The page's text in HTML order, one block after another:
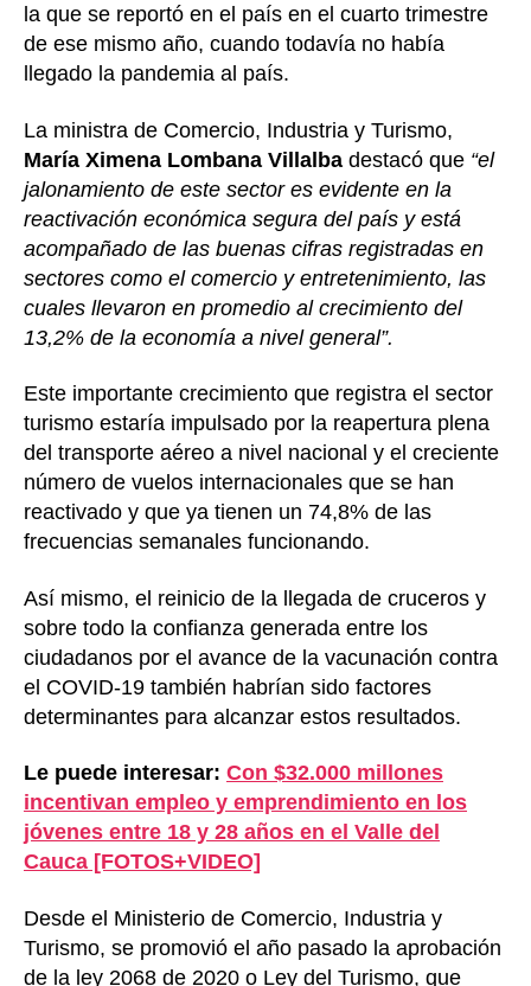
la que se reportó en el país en el cuarto trimestre
de ese mismo año, cuando todavía no había
llegado la pandemia al país.
La ministra de Comercio, Industria y Turismo,
María Ximena Lombana Villalba destacó que “el
jalonamiento de este sector es evidente en la
reactivación económica segura del país y está
acompañado de las buenas cifras registradas en
sectores como el comercio y entretenimiento, las
cuales llevaron en promedio al crecimiento del
13,2% de la economía a nivel general”.
Este importante crecimiento que registra el sector
turismo estaría impulsado por la reapertura plena
del transporte aéreo a nivel nacional y el creciente
número de vuelos internacionales que se han
reactivado y que ya tienen un 74,8% de las
frecuencias semanales funcionando.
Así mismo, el reinicio de la llegada de cruceros y
sobre todo la confianza generada entre los
ciudadanos por el avance de la vacunación contra
el COVID-19 también habrían sido factores
determinantes para alcanzar estos resultados.
Le puede interesar: Con $32.000 millones
incentivan empleo y emprendimiento en los
jóvenes entre 18 y 28 años en el Valle del
Cauca [FOTOS+VIDEO]
Desde el Ministerio de Comercio, Industria y
Turismo, se promovió el año pasado la aprobación
de la ley 2068 de 2020 o Ley del Turismo, que